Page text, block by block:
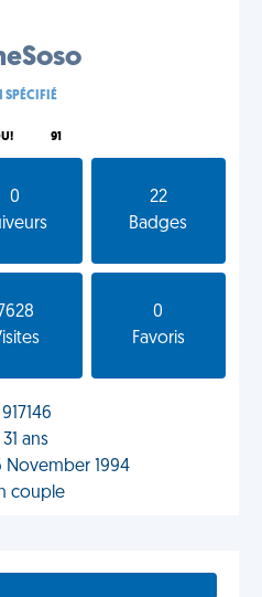
SPÉCIFIÉ
91
0
22
Badges
7628
0
Favoris
ans
November 1994
couple